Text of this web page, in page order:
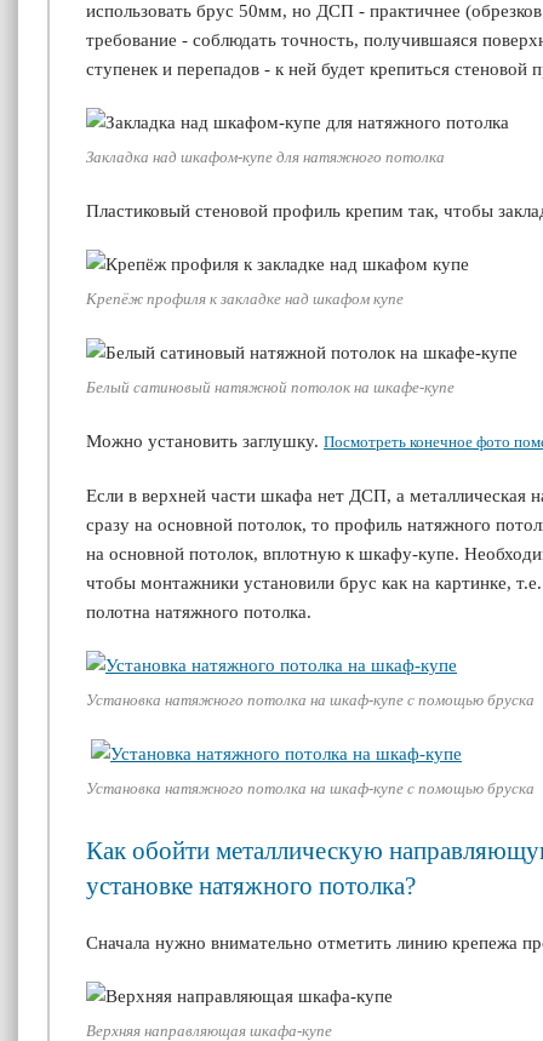
использовать брус 50мм, но ДСП - практичнее (обрезков
требование - соблюдать точность, получившаяся
ступенек и перепадов - к ней будет крепиться стеновой
Закладка над шкафом-купе для натяжного потолка
Пластиковый стеновой профиль крепим так, чтобы
Крепёж профиля к закладке над шкафом купе
Белый сатиновый натяжной потолок на шкафе-купе
Можно установить заглушку. Посмотреть конечное фото
Если в верхней части шкафа нет ДСП, а металлическая
сразу на основной потолок, то профиль натяжного
на основной потолок, вплотную к шкафу-купе.
чтобы монтажники установили брус как на картинке,
полотна натяжного потолка.
Установка натяжного потолка на шкаф-купе с помощью бруска
Установка натяжного потолка на шкаф-купе с помощью бруска
Как обойти металлическую
установке натяжного потолка?
Сначала нужно внимательно отметить линию крепежа
Верхняя направляющая шкафа-купе